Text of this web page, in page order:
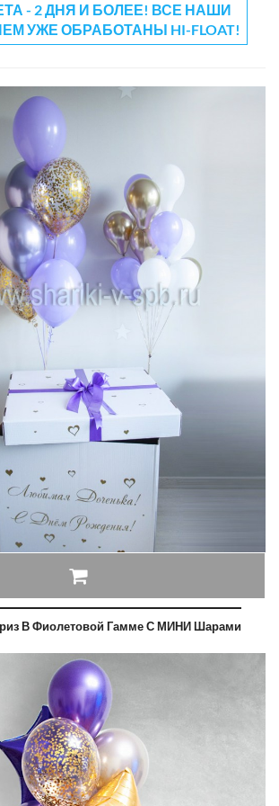
- 2 ДНЯ И БОЛЕЕ! ВСЕ НАШИ
УЖЕ ОБРАБОТАНЫ HI-FLOAT!
В Фиолетовой Гамме С МИНИ Шарами